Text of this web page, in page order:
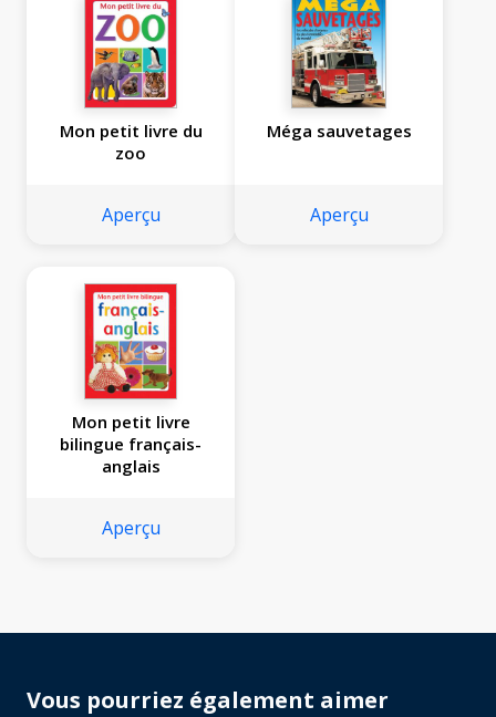
Mon petit livre du
zoo
Aperçu
Méga sauvetages
Aperçu
Mon petit livre
bilingue français-
anglais
Aperçu
Vous pourriez également aimer